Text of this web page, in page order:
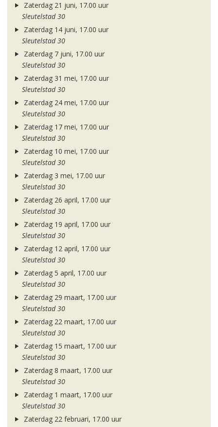
Zaterdag 21 juni, 17.00 uur
Sleutelstad 30
Zaterdag 14 juni, 17.00 uur
Sleutelstad 30
Zaterdag 7 juni, 17.00 uur
Sleutelstad 30
Zaterdag 31 mei, 17.00 uur
Sleutelstad 30
Zaterdag 24 mei, 17.00 uur
Sleutelstad 30
Zaterdag 17 mei, 17.00 uur
Sleutelstad 30
Zaterdag 10 mei, 17.00 uur
Sleutelstad 30
Zaterdag 3 mei, 17.00 uur
Sleutelstad 30
Zaterdag 26 april, 17.00 uur
Sleutelstad 30
Zaterdag 19 april, 17.00 uur
Sleutelstad 30
Zaterdag 12 april, 17.00 uur
Sleutelstad 30
Zaterdag 5 april, 17.00 uur
Sleutelstad 30
Zaterdag 29 maart, 17.00 uur
Sleutelstad 30
Zaterdag 22 maart, 17.00 uur
Sleutelstad 30
Zaterdag 15 maart, 17.00 uur
Sleutelstad 30
Zaterdag 8 maart, 17.00 uur
Sleutelstad 30
Zaterdag 1 maart, 17.00 uur
Sleutelstad 30
Zaterdag 22 februari, 17.00 uur